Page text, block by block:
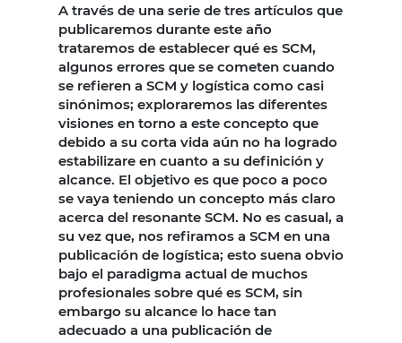
A través de una serie de tres artículos que
publicaremos durante este año
trataremos de establecer qué es SCM,
algunos errores que se cometen cuando
se refieren a SCM y logística como casi
sinónimos; exploraremos las diferentes
visiones en torno a este concepto que
debido a su corta vida aún no ha logrado
estabilizare en cuanto a su definición y
alcance. El objetivo es que poco a poco
se vaya teniendo un concepto más claro
acerca del resonante SCM. No es casual, a
su vez que, nos refiramos a SCM en una
publicación de logística; esto suena obvio
bajo el paradigma actual de muchos
profesionales sobre qué es SCM, sin
embargo su alcance lo hace tan
adecuado a una publicación de